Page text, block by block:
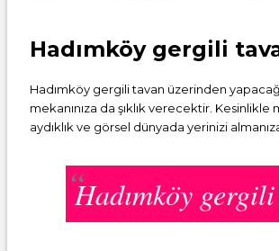
Hadımköy gergili
Hadımköy gergili tavan üzerinden
mekanınıza da şıklık verecektir.
aydıklık ve görsel dünyada yerinizi
Hadımköy